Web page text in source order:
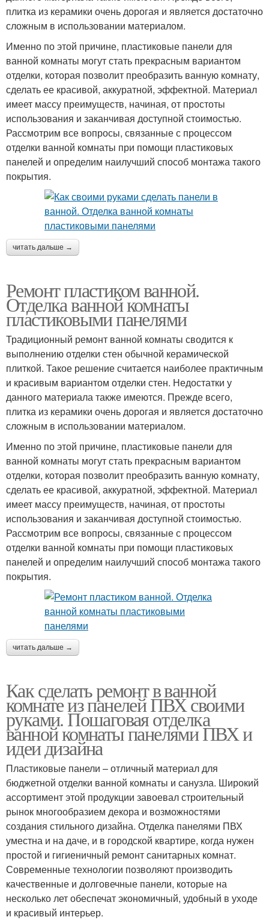
плитка из керамики очень дорогая и является достаточно
сложным в использовании материалом.
Именно по этой причине, пластиковые панели для
ванной комнаты могут стать прекрасным вариантом
отделки, которая позволит преобразить ванную комнату,
сделать ее красивой, аккуратной, эффектной. Материал
имеет массу преимуществ, начиная, от простоты
использования и заканчивая доступной стоимостью.
Рассмотрим все вопросы, связанные с процессом
отделки ванной комнаты при помощи пластиковых
панелей и определим наилучший способ монтажа такого
покрытия.
читать дальше →
Ремонт пластиком ванной.
Отделка ванной комнаты
пластиковыми панелями
Традиционный ремонт ванной комнаты сводится к
выполнению отделки стен обычной керамической
плиткой. Такое решение считается наиболее практичным
и красивым вариантом отделки стен. Недостатки у
данного материала также имеются. Прежде всего,
плитка из керамики очень дорогая и является достаточно
сложным в использовании материалом.
Именно по этой причине, пластиковые панели для
ванной комнаты могут стать прекрасным вариантом
отделки, которая позволит преобразить ванную комнату,
сделать ее красивой, аккуратной, эффектной. Материал
имеет массу преимуществ, начиная, от простоты
использования и заканчивая доступной стоимостью.
Рассмотрим все вопросы, связанные с процессом
отделки ванной комнаты при помощи пластиковых
панелей и определим наилучший способ монтажа такого
покрытия.
читать дальше →
Как сделать ремонт в ванной
комнате из панелей ПВХ своими
руками. Пошаговая отделка
ванной комнаты панелями ПВХ и
идеи дизайна
Пластиковые панели – отличный материал для
бюджетной отделки ванной комнаты и санузла. Широкий
ассортимент этой продукции завоевал строительный
рынок многообразием декора и возможностями
создания стильного дизайна. Отделка панелями ПВХ
уместна и на даче, и в городской квартире, когда нужен
простой и гигиеничный ремонт санитарных комнат.
Современные технологии позволяют производить
качественные и долговечные панели, которые на
несколько лет обеспечат экономичный, удобный в уходе
и красивый интерьер.